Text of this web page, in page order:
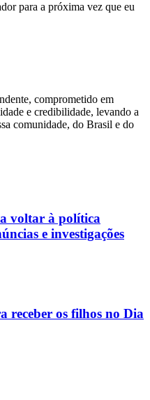
para a próxima vez que eu
comprometido em
e credibilidade, levando a
comunidade, do Brasil e do
voltar à política
e investigações
receber os filhos no Dia